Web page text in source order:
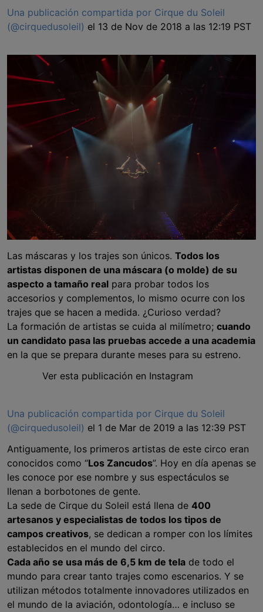
Una publicación compartida por Cirque du Soleil
(@cirquedusoleil) el 13 de Nov de 2018 a las 12:19 PST
Las máscaras y los trajes son únicos. Todos los
artistas disponen de una máscara (o molde) de su
aspecto a tamaño real para probar todos los
accesorios y complementos, lo mismo ocurre con los
trajes que se hacen a medida. ¿Curioso verdad?
La formación de artistas se cuida al milímetro; cuando
un candidato pasa las pruebas accede a una academia
en la que se prepara durante meses para su estreno.
Ver esta publicación en Instagram
Una publicación compartida por Cirque du Soleil
(@cirquedusoleil) el 1 de Mar de 2019 a las 12:39 PST
Antiguamente, los primeros artistas de este circo eran
conocidos como “Los Zancudos”. Hoy en día apenas se
les conoce por ese nombre y sus espectáculos se
llenan a borbotones de gente.
La sede de Cirque du Soleil está llena de 400
artesanos y especialistas de todos los tipos de
campos creativos, se dedican a romper con los límites
establecidos en el mundo del circo.
Cada año se usa más de 6,5 km de tela de todo el
mundo para crear tanto trajes como escenarios. Y se
utilizan métodos totalmente innovadores utilizados en
el mundo de la aviación, odontología… e incluso se